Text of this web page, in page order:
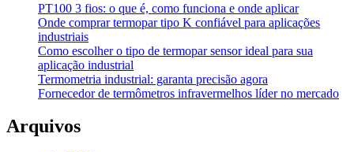
PT100 3 fios: o que é, como funciona e onde aplicar
Onde comprar termopar tipo K confiável para aplicações
industriais
Como escolher o tipo de termopar sensor ideal para sua
aplicação industrial
Termometria industrial: garanta precisão agora
Fornecedor de termômetros infravermelhos líder no mercado
Arquivos